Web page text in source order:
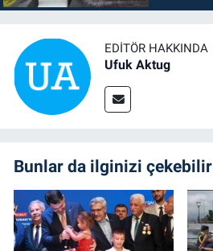
EDITÖR HAKKINDA
Ufuk Aktug
Bunlar da ilginizi çekebilir